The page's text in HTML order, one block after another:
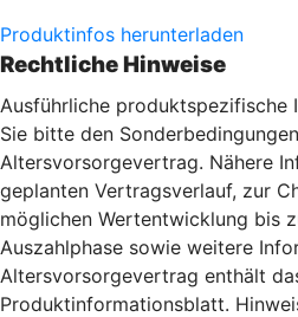
Produktinfos herunterladen
Rechtliche Hinweise
Ausführliche produktspezifische
Sie bitte den
Altersvorsorgevertrag. Nähere
geplanten Vertragsverlauf, zur
möglichen Wertentwicklung bis
Auszahlphase sowie weitere
Altersvorsorgevertrag enthält
Produktinformationsblatt.